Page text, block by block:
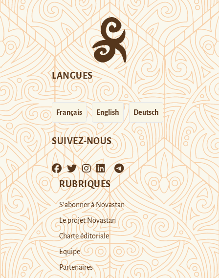
LANGUES
Français English Deutsch
SUIVEZ-NOUS
RUBRIQUES
S’abonner à Novastan
Le projet Novastan
Charte éditoriale
Equipe
Partenaires